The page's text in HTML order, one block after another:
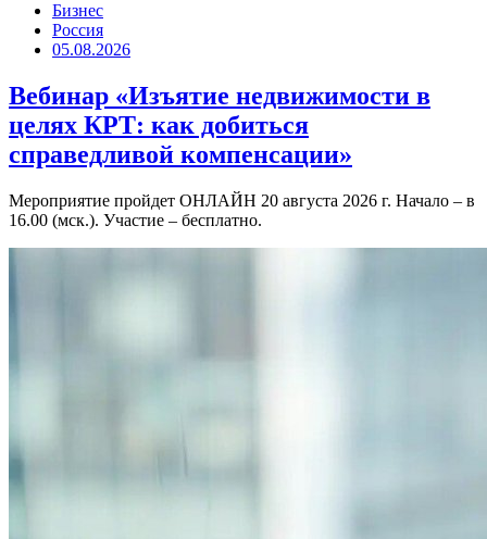
Бизнес
Россия
05.08.2026
Вебинар «Изъятие недвижимости в
целях КРТ: как добиться
справедливой компенсации»
Мероприятие пройдет ОНЛАЙН 20 августа 2026 г. Начало – в
16.00 (мск.). Участие – бесплатно.